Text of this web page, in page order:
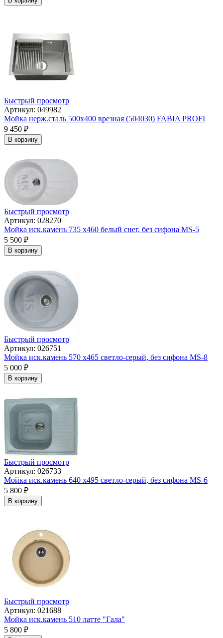
Быстрый просмотр
Артикул: 049982
Мойка нерж.сталь 500х400 врезная (504030) FABIA PROFI
9 450 ₽
В корзину
Быстрый просмотр
Артикул: 028270
Мойка иск.камень 735 х460 белый снег, без сифона МS-5
5 500 ₽
В корзину
Быстрый просмотр
Артикул: 026751
Мойка иск.камень 570 х465 светло-серый, без сифона МS-8
5 000 ₽
В корзину
Быстрый просмотр
Артикул: 026733
Мойка иск.камень 640 х495 светло-серый, без сифона МS-6
5 800 ₽
В корзину
Быстрый просмотр
Артикул: 021688
Мойка иск.камень 510 латте "Гала"
5 800 ₽